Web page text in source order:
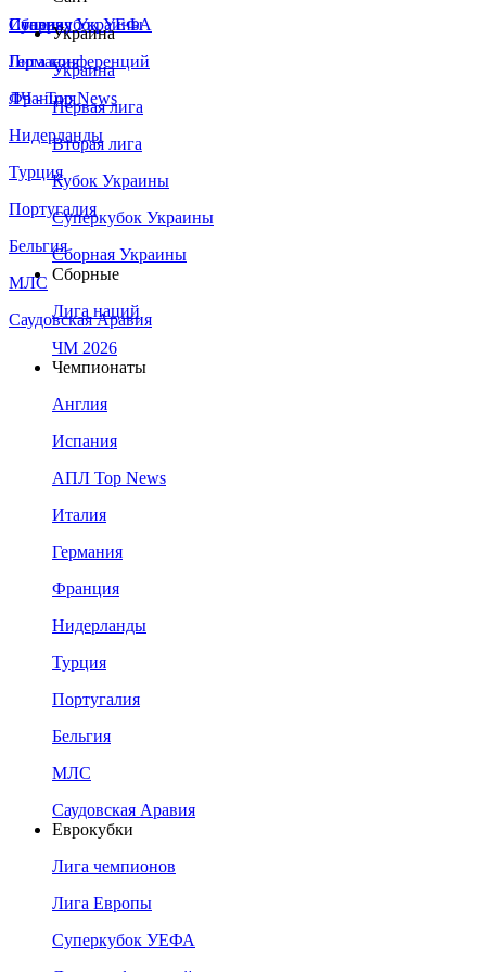
Сборная Украины
Италия
Германия
Франция
Нидерланды
Турция
Португалия
Бельгия
МЛС
Саудовская Аравия
Суперкубок УЕФА
Лига конференций
ЛЧ - Top News
Украина
Украина
Первая лига
Вторая лига
Кубок Украины
Суперкубок Украины
Сборная Украины
Сборные
Лига наций
ЧМ 2026
Чемпионаты
Англия
Испания
АПЛ Top News
Италия
Германия
Франция
Нидерланды
Турция
Португалия
Бельгия
МЛС
Саудовская Аравия
Еврокубки
Лига чемпионов
Лига Европы
Суперкубок УЕФА